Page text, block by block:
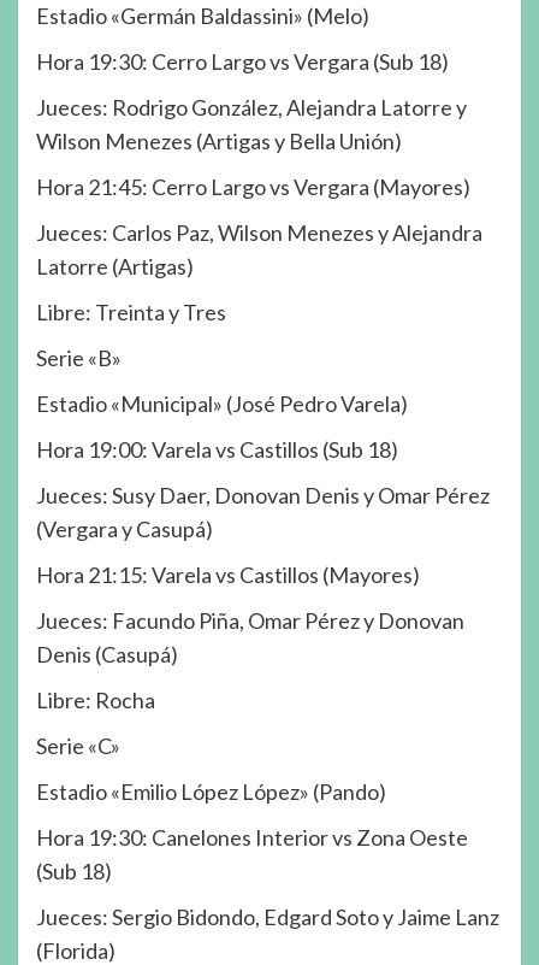
Estadio «Germán Baldassini» (Melo)
Hora 19:30: Cerro Largo vs Vergara (Sub 18)
Jueces: Rodrigo González, Alejandra Latorre y
Wilson Menezes (Artigas y Bella Unión)
Hora 21:45: Cerro Largo vs Vergara (Mayores)
Jueces: Carlos Paz, Wilson Menezes y Alejandra
Latorre (Artigas)
Libre: Treinta y Tres
Serie «B»
Estadio «Municipal» (José Pedro Varela)
Hora 19:00: Varela vs Castillos (Sub 18)
Jueces: Susy Daer, Donovan Denis y Omar Pérez
(Vergara y Casupá)
Hora 21:15: Varela vs Castillos (Mayores)
Jueces: Facundo Piña, Omar Pérez y Donovan
Denis (Casupá)
Libre: Rocha
Serie «C»
Estadio «Emilio López López» (Pando)
Hora 19:30: Canelones Interior vs Zona Oeste
(Sub 18)
Jueces: Sergio Bidondo, Edgard Soto y Jaime Lanz
(Florida)